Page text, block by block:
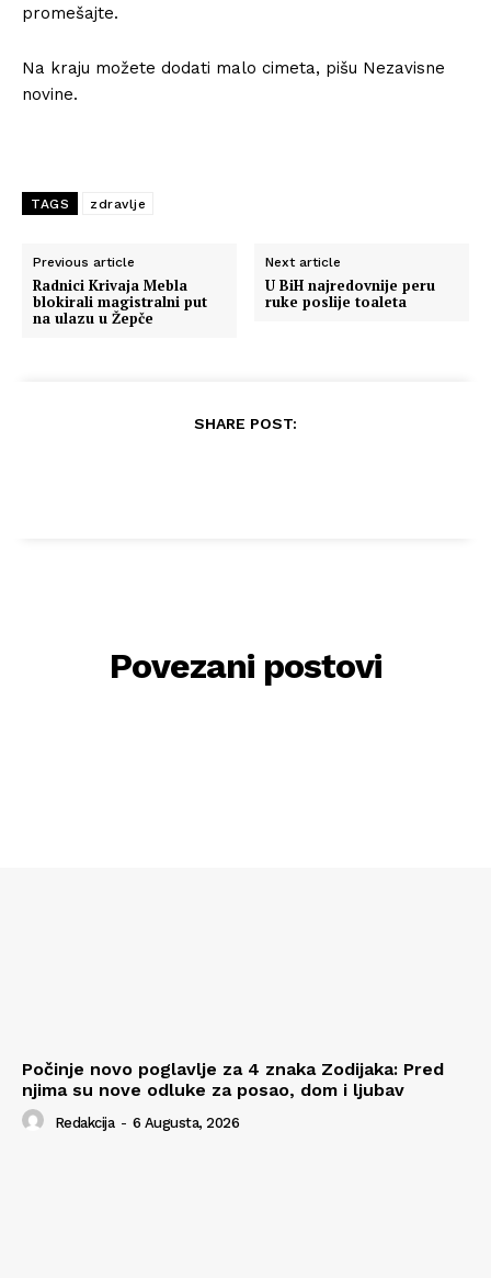
promešajte.
Na kraju možete dodati malo cimeta, pišu Nezavisne
novine.
TAGS zdravlje
Previous article
Radnici Krivaja Mebla
blokirali magistralni put
na ulazu u Žepče
Next article
U BiH najredovnije peru
ruke poslije toaleta
SHARE POST:
Povezani postovi
Počinje novo poglavlje za 4 znaka Zodijaka: Pred
njima su nove odluke za posao, dom i ljubav
Redakcija - 6 Augusta, 2026